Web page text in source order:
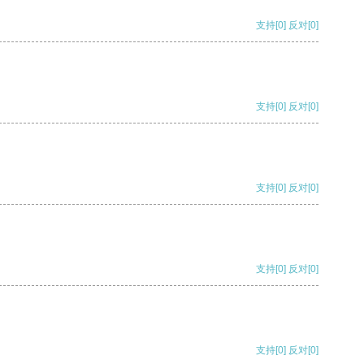
支持[0] 反对[0]
支持[0] 反对[0]
支持[0] 反对[0]
支持[0] 反对[0]
支持[0] 反对[0]